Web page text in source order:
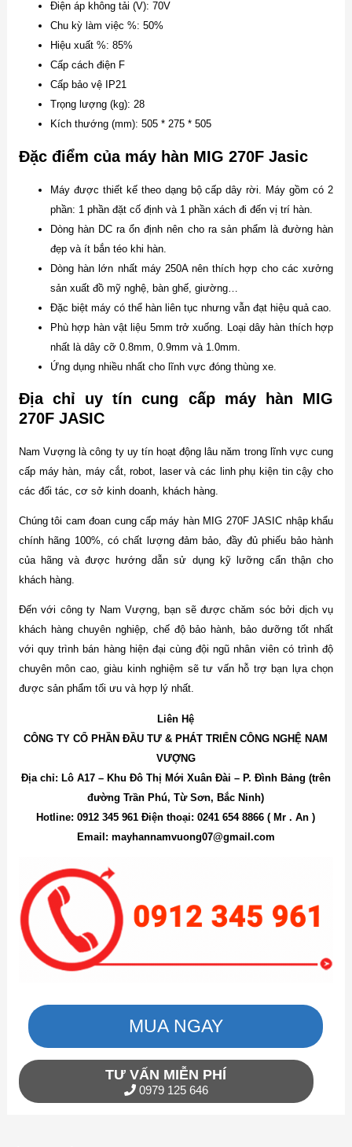
Điện áp không tải (V): 70V
Chu kỳ làm việc %: 50%
Hiệu xuất %: 85%
Cấp cách điện F
Cấp bảo vệ IP21
Trọng lượng (kg): 28
Kích thướng (mm): 505 * 275 * 505
Đặc điểm của máy hàn MIG 270F Jasic
Máy được thiết kế theo dạng bộ cấp dây rời. Máy gồm có 2
phần: 1 phần đặt cố định và 1 phần xách đi đến vị trí hàn.
Dòng hàn DC ra ổn định nên cho ra sản phẩm là đường hàn
đẹp và ít bắn téo khi hàn.
Dòng hàn lớn nhất máy 250A nên thích hợp cho các xưởng
sản xuất đồ mỹ nghệ, bàn ghế, giường…
Đặc biệt máy có thể hàn liên tục nhưng vẫn đạt hiệu quả cao.
Phù hợp hàn vật liệu 5mm trở xuống. Loại dây hàn thích hợp
nhất là dây cỡ 0.8mm, 0.9mm và 1.0mm.
Ứng dụng nhiều nhất cho lĩnh vực đóng thùng xe.
Địa chỉ uy tín cung cấp máy hàn MIG
270F JASIC
Nam Vượng là công ty uy tín hoạt động lâu năm trong lĩnh vực cung
cấp máy hàn, máy cắt, robot, laser và các linh phụ kiện tin cậy cho
các đối tác, cơ sở kinh doanh, khách hàng.
Chúng tôi cam đoan cung cấp máy hàn MIG 270F JASIC nhập khẩu
chính hãng 100%, có chất lượng đảm bảo, đầy đủ phiếu bảo hành
của hãng và được hướng dẫn sử dụng kỹ lưỡng cẩn thận cho
khách hàng.
Đến với công ty Nam Vượng, bạn sẽ được chăm sóc bởi dịch vụ
khách hàng chuyên nghiệp, chế độ bảo hành, bảo dưỡng tốt nhất
với quy trình bán hàng hiện đại cùng đội ngũ nhân viên có trình độ
chuyên môn cao, giàu kinh nghiệm sẽ tư vấn hỗ trợ bạn lựa chọn
được sản phẩm tối ưu và hợp lý nhất.
Liên Hệ
CÔNG TY CỔ PHẦN ĐẦU TƯ & PHÁT TRIỂN CÔNG NGHỆ NAM
VƯỢNG
Địa chỉ: Lô A17 – Khu Đô Thị Mới Xuân Đài – P. Đình Bảng (trên
đường Trần Phú, Từ Sơn, Bắc Ninh)
Hotline: 0912 345 961 Điện thoại: 0241 654 8866 ( Mr . An )
Email: mayhannamvuong07@gmail.com
MUA NGAY
TƯ VẤN MIỄN PHÍ
0979 125 646